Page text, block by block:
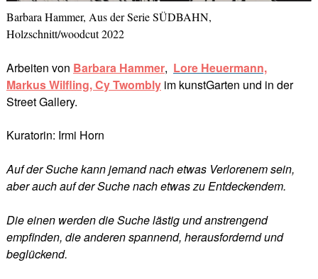
Barbara Hammer, Aus der Serie SÜDBAHN,
Holzschnitt/woodcut 2022
Arbeiten von Barbara Hammer, Lore Heuermann,
Markus Wilfling,Cy Twomblyim kunstGarten und in der
Street Gallery.
Kuratorin: Irmi Horn
Auf der Suche kann jemand nach etwas Verlorenem sein,
aber auch auf der Suche nach etwas zu Entdeckendem.
Die einen werden die Suche lästig und anstrengend
empfinden, die anderen spannend, herausfordernd und
beglückend.